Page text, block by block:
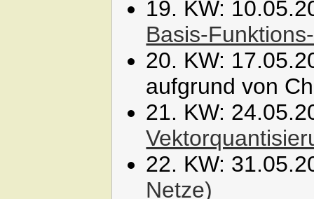
19. KW:
Basis-
20. KW:
aufgrund von
21. KW:
22. KW:
Netze)